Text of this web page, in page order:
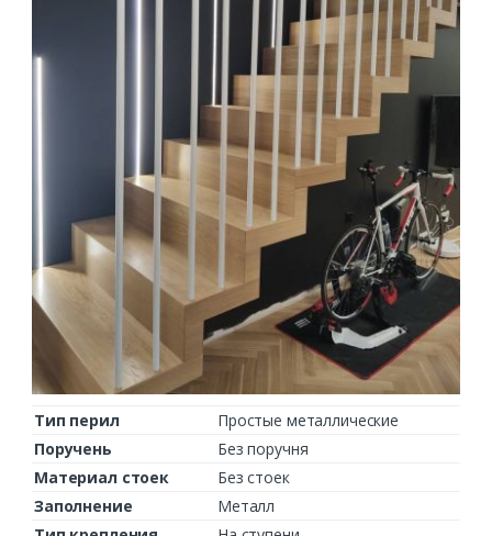
Тип перил
Простые металлические
Поручень
Без поручня
Материал стоек
Без стоек
Заполнение
Металл